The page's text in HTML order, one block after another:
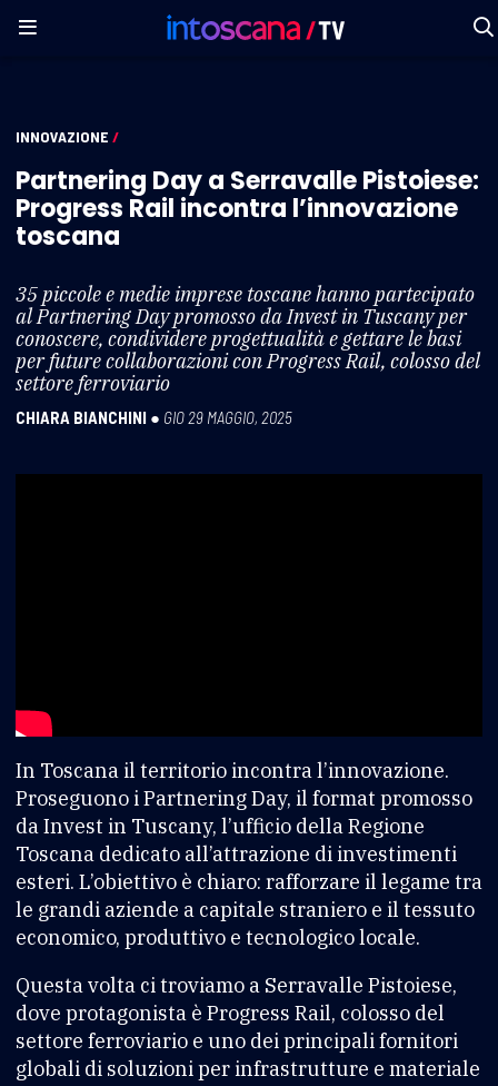
INNOVAZIONE /
Partnering Day a Serravalle Pistoiese:
Progress Rail incontra l’innovazione
toscana
35 piccole e medie imprese toscane hanno partecipato
al Partnering Day promosso da Invest in Tuscany per
conoscere, condividere progettualità e gettare le basi
per future collaborazioni con Progress Rail, colosso del
settore ferroviario
CHIARA BIANCHINI ● GIO 29 MAGGIO, 2025
In Toscana il territorio incontra l’innovazione.
Proseguono i Partnering Day, il format promosso
da Invest in Tuscany, l’ufficio della Regione
Toscana dedicato all’attrazione di investimenti
esteri. L’obiettivo è chiaro: rafforzare il legame tra
le grandi aziende a capitale straniero e il tessuto
economico, produttivo e tecnologico locale.
Questa volta ci troviamo a Serravalle Pistoiese,
dove protagonista è Progress Rail, colosso del
settore ferroviario e uno dei principali fornitori
globali di soluzioni per infrastrutture e materiale